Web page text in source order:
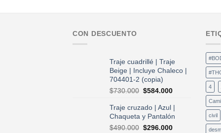
CON DESCUENTO
Traje cuadrillé | Traje
Beige | Incluye Chaleco |
704401-2 (copia)
$730.000 El
original
era:
$730.000.
$584.000El
actual
es:
$584.000.
Traje cruzado | Azul |
Chaqueta y Pantalón
$490.000 El
$296.000El
4
civil